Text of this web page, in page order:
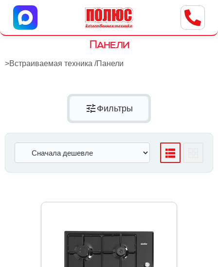
Центр бытовой техники
г. Ульяновск, ул. Пушкарева, 8a
Панели
>Встраиваемая техника /Панели
tune Фильтры